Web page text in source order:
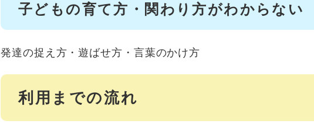
子どもの育て方・関わり方がわからない
発達の捉え方・遊ばせ方・言葉のかけ方
利用までの流れ